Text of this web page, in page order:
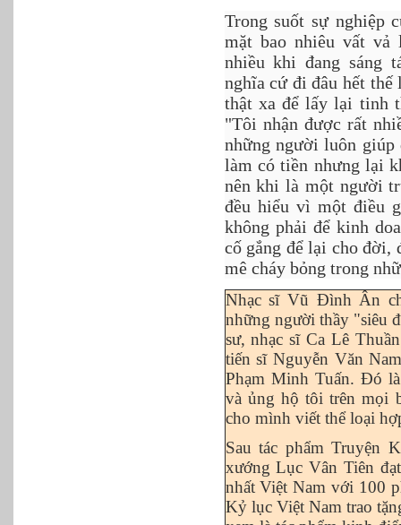
Trong suốt sự nghiệp
mặt bao nhiêu vất vả
nhiều khi đang sáng
nghĩa cứ đi đâu hết
thật xa để lấy lại tinh
"Tôi nhận được rất
những người luôn
làm có tiền nhưng lại
nên khi là một người
đều hiểu vì một điều
không phải để kinh
cố gắng để lại cho đời,
mê cháy bỏng trong
Nhạc sĩ Vũ Đình Ân
những người thầy "siêu
sư, nhạc sĩ Ca Lê
tiến sĩ Nguyễn Văn
Phạm Minh Tuấn. Đó
và ủng hộ tôi trên mọi
cho mình viết thể loại
Sau tác phẩm Truyện
xướng Lục Vân Tiên
nhất Việt Nam với 100
Kỷ lục Việt Nam trao